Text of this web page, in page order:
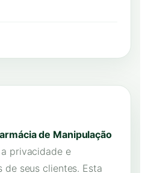
de Manipulação
privacidade e
de seus clientes. Esta